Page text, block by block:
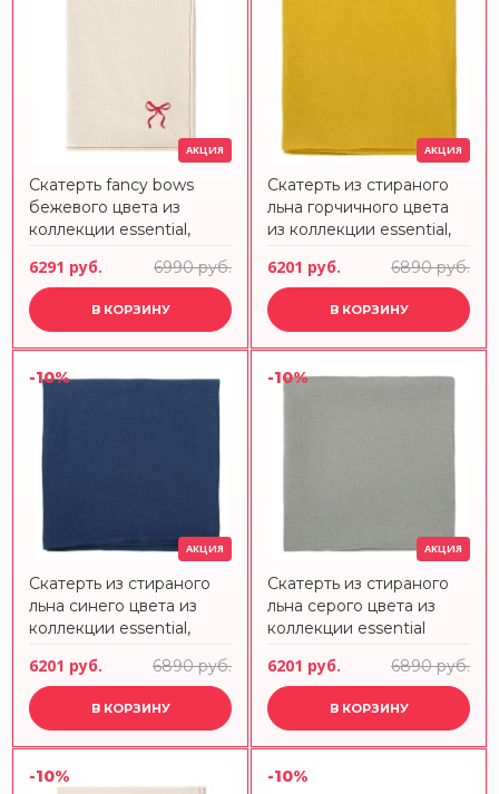
АКЦИЯ
Скатерть fancy bows
бежевого цвета из
коллекции essential,
6291 руб. 6990 руб.
В КОРЗИНУ
АКЦИЯ
Скатерть из стираного
льна горчичного цвета
из коллекции essential,
6201 руб. 6890 руб.
В КОРЗИНУ
-10%
АКЦИЯ
Скатерть из стираного
льна синего цвета из
коллекции essential,
6201 руб. 6890 руб.
В КОРЗИНУ
-10%
АКЦИЯ
Скатерть из стираного
льна серого цвета из
коллекции essential
6201 руб. 6890 руб.
В КОРЗИНУ
-10% -10%